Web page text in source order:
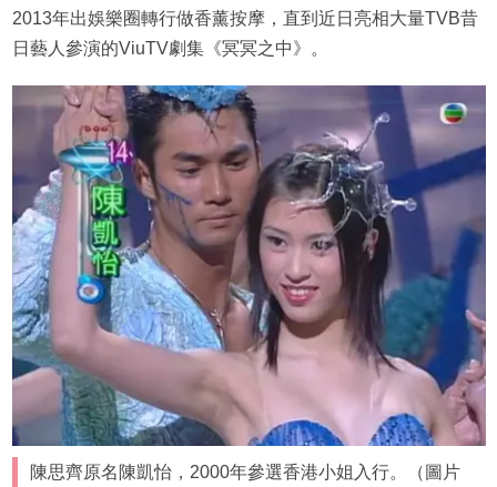
2013年出娛樂圈轉行做香薰按摩，直到近日亮相大量TVB昔
日藝人參演的ViuTV劇集《冥冥之中》。
陳思齊原名陳凱怡，2000年參選香港小姐入行。（圖片